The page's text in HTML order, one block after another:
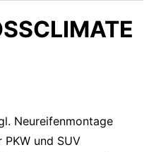
Neureifenmontage
und SUV